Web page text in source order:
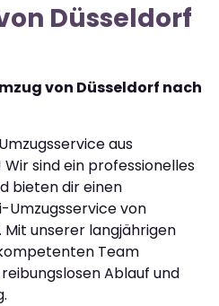
Düsseldorf
von Düsseldorf nach
aus
sind ein professionelles
bieten dir einen
von
Mit unserer langjährigen
Team
Ablauf und